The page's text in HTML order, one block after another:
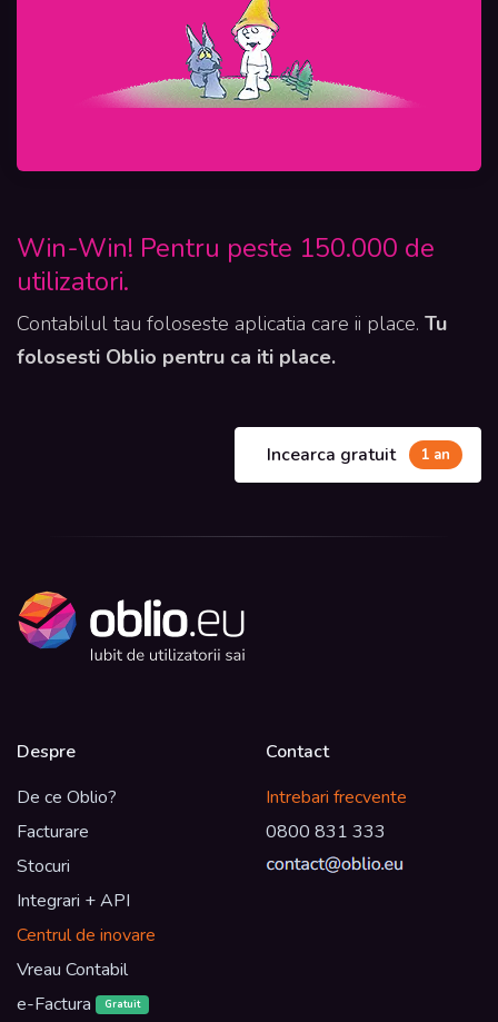
Win-Win! Pentru peste 150.000 de
utilizatori.
Contabilul tau foloseste aplicatia care ii place. Tu
folosesti Oblio pentru ca iti place.
Incearca gratuit 1 an
Despre
De ce Oblio?
Facturare
Stocuri
Integrari + API
Centrul de inovare
Vreau Contabil
e-Factura
Gratuit
Contact
Intrebari frecvente
0800 831 333